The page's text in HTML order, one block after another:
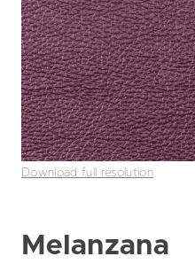
Download full resolution
Melanzana